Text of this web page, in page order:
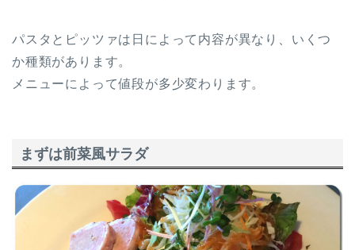
パスタとピッツァは日によって内容が異なり、いくつ
か種類があります。
メニューによって値段が多少変わります。
まずは前菜風サラダ